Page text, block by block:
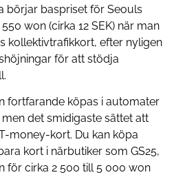
börjar baspriset för Seouls
won (cirka 12 SEK) när man
kollektivtrafikkort, efter nyligen
för att stödja
fortfarande köpas i automater
det smidigaste sättet att
money-kort. Du kan köpa
kort i närbutiker som GS25,
för cirka 2 500 till 5 000 won